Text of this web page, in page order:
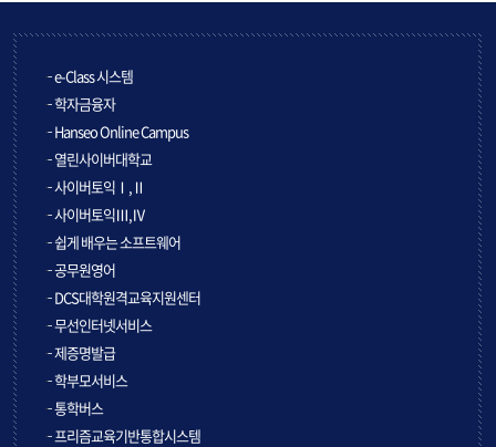
e-Class 시스템
학자금융자
Hanseo Online Campus
열린사이버대학교
사이버토익Ⅰ,Ⅱ
사이버토익Ⅲ,Ⅳ
쉽게 배우는 소프트웨어
공무원영어
DCS대학원격교육지원센터
무선인터넷서비스
제증명발급
학부모서비스
통학버스
프리즘교육기반통합시스템